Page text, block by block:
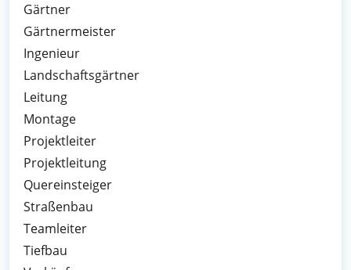
Gärtner
Gärtnermeister
Ingenieur
Landschaftsgärtner
Leitung
Montage
Projektleiter
Projektleitung
Quereinsteiger
Straßenbau
Teamleiter
Tiefbau